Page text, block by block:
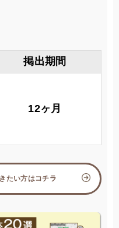
掲出期間
12ヶ月
たい方はコチラ